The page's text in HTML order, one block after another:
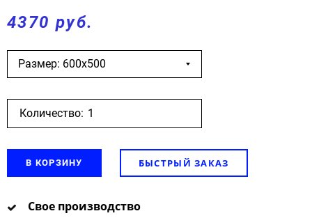
4370 руб.
Размер: 600х500
Количество:
В КОРЗИНУ БЫСТРЫЙ ЗАКАЗ
Свое производство